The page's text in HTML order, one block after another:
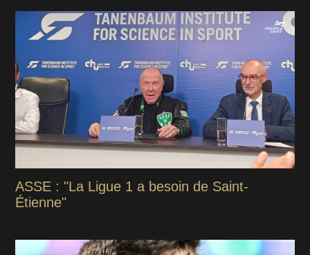
ASSE : "La Ligue 1 a besoin de Saint-
Étienne"